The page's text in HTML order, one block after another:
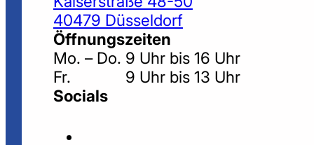
40479 Düsseldorf
Öffnungszeiten
Mo. – Do. 9 Uhr bis 16 Uhr
Fr. 9 Uhr bis 13 Uhr
Socials